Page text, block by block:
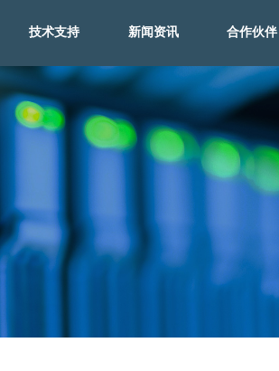
技术支持
技术支持
新闻资讯
新闻资讯
合作伙伴
合作伙伴